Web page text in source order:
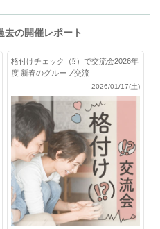
去の開催レポート
格付けチェック（⁉）で交流会2026年
度 新春のグループ交流
2026/01/17(土)